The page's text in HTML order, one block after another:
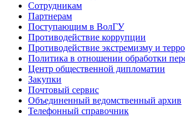
Сотрудникам
Партнерам
Поступающим в ВолГУ
Противодействие коррупции
Противодействие экстремизму и
Политика в отношении обработки
Центр общественной дипломатии
Закупки
Почтовый сервис
Объединенный ведомственный архив
Телефонный справочник